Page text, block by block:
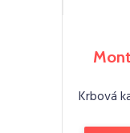
Krbová